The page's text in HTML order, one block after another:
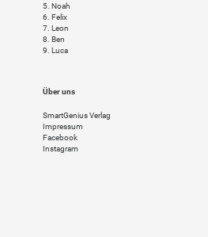
5. Noah
6. Felix
7. Leon
8. Ben
9. Luca
Über uns
SmartGenius Verlag
Impressum
Facebook
Instagram